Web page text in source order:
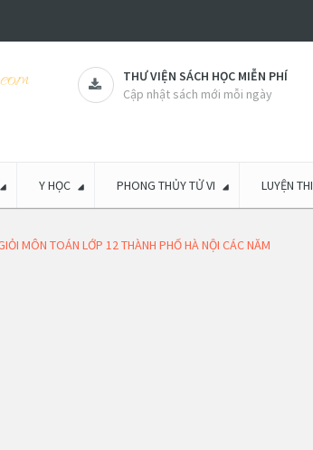
THƯ VIỆN SÁCH HỌC MIỄN PHÍ
Cập nhật sách mới mỗi ngày
Y HỌC PHONG THỦY TỬ VI LUYỆN THI
MÔN TOÁN LỚP 12 THÀNH PHỐ HÀ NỘI CÁC NĂM